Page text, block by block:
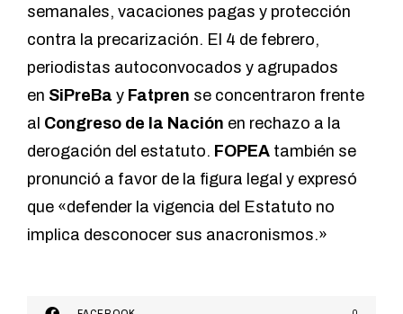
semanales, vacaciones pagas y protección
contra la precarización. El 4 de febrero,
periodistas autoconvocados y agrupados
en SiPreBa y Fatpren se concentraron frente
al Congreso de la Nación en rechazo a la
derogación del estatuto. FOPEA también se
pronunció a favor de la figura legal y expresó
que «defender la vigencia del Estatuto no
implica desconocer sus anacronismos.»